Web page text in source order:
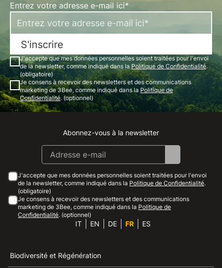
Entrez votre adresse e-mail ici*
S'inscrire
J'accepte que mes données personnelles soient traitées pour l'envoi
de la newsletter, comme indiqué dans la Politique de Confidentialité.
(obligatoire)
Je consens à recevoir des newsletters et des communications
marketing de 3Bee, comme indiqué dans la Politique de
Confidentialité. (optionnel)
Instagram
Facebook
Linkedin
Youtube
Abonnez-vous à la newsletter
J'accepte que mes données personnelles soient traitées pour l'envoi
de la newsletter, comme indiqué dans la Politique de Confidentialité.
(obligatoire)
Je consens à recevoir des newsletters et des communications
marketing de 3Bee, comme indiqué dans la Politique de
Confidentialité. (optionnel)
IT EN DE FR ES
Biodiversité et Régénération